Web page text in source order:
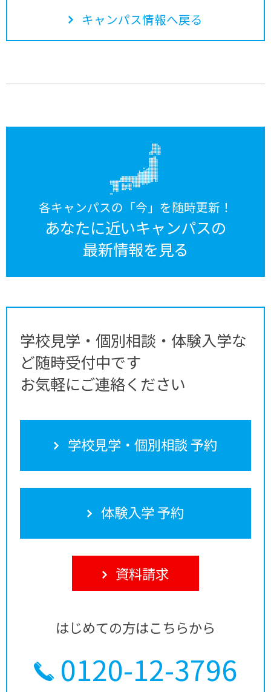
キャンパス情報へ戻る
各キャンパスの「今」を随時更新！
あなたに近いキャンパスの
最新情報を見る
学校見学・個別相談・体験入学な
ど随時受付中です
お気軽にご連絡ください
学校見学・個別相談 予約
体験入学 予約
資料請求
はじめての方はこちらから
0120-12-3796